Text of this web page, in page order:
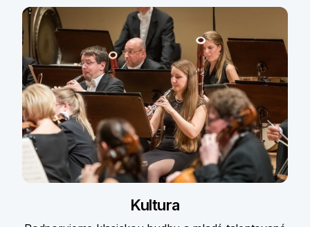
Kultura